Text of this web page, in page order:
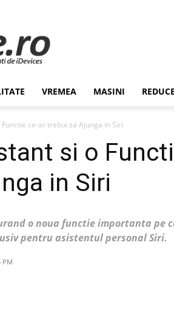
VREMEA MASINI
ce-ar trebui sa Ajunga in Siri
si o
in Siri
o noua functie importanta pe
pentru asistentul personal Siri.
PM